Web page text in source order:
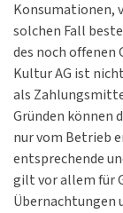
Konsumationen,
solchen Fall
des noch offenen
Kultur AG ist
als
Gründen können
nur vom Betrieb
entsprechende
gilt vor allem für
Übernachtungen